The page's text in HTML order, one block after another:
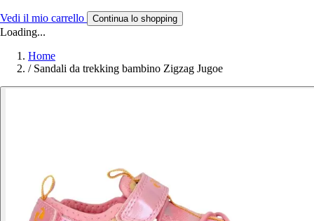
Vedi il mio carrello Continua lo shopping
Loading...
Home
/ Sandali da trekking bambino Zigzag Jugoe